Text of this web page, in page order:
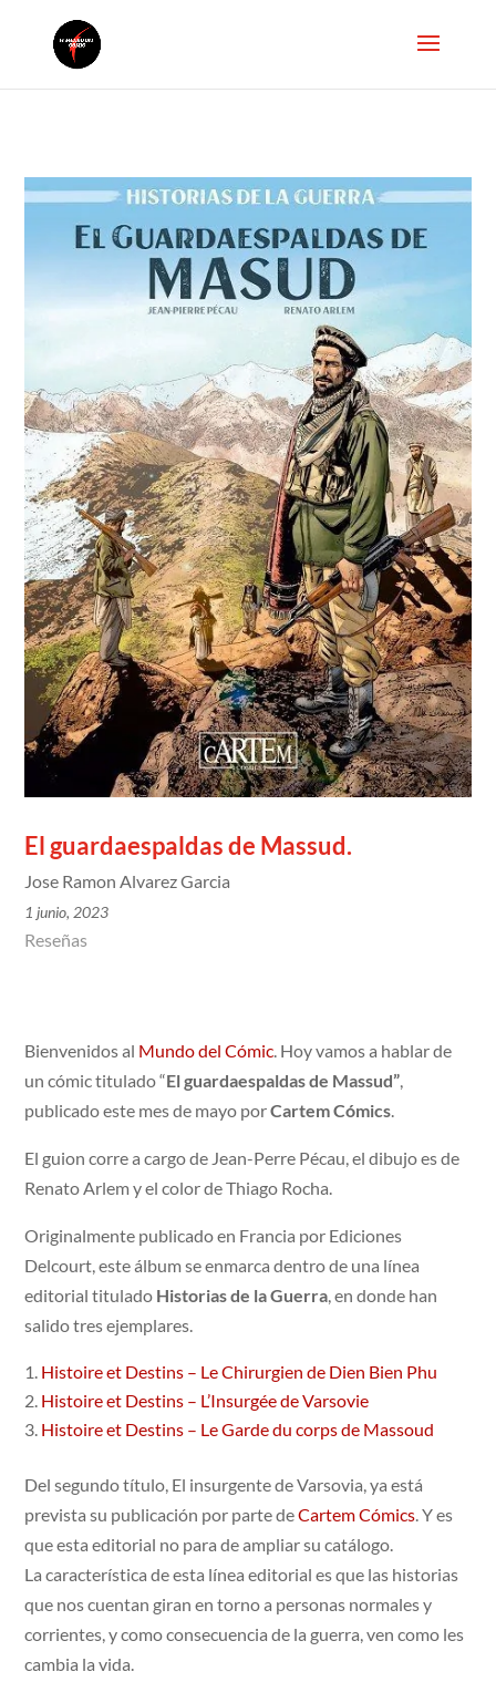
El guardaespaldas de Massud.
Jose Ramon Alvarez Garcia
1 junio, 2023
Reseñas
Bienvenidos al Mundo del Cómic . Hoy vamos a hablar de
un cómic titulado “El guardaespaldas de Massud”
publicado este mes de mayo porCartem Cómics
El guion corre a cargo de Jean-Perre Pécau, el dibujo es de
Renato Arlem y el color de Thiago Rocha.
Originalmente publicado en Francia por Ediciones
Delcourt, este álbum se enmarca dentro de una línea
editorial titulado Historias de la Guerra , en donde han
salido tres ejemplares.
Histoire et Destins – Le Chirurgien de Dien Bien Phu
Histoire et Destins – L’Insurgée de Varsovie
Histoire et Destins – Le Garde du corps de Massoud
Del segundo título, El insurgente de Varsovia, ya está
prevista su publicación por parte deCartem Cómics . Y es
que esta editorial no para de ampliar su catálogo.
La característica de esta línea editorial es que las historias
que nos cuentan giran en torno a personas normales y
corrientes, y como consecuencia de la guerra, ven como les
cambia la vida.